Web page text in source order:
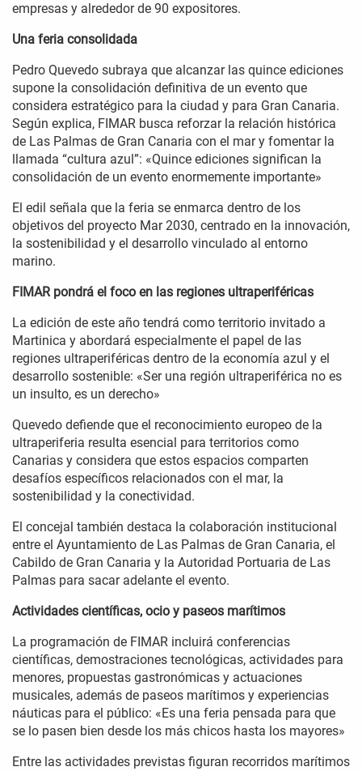
empresas y alrededor de 90 expositores.
Una feria consolidada
Pedro Quevedo subraya que alcanzar las quince ediciones
supone la consolidación definitiva de un evento que
considera estratégico para la ciudad y para Gran Canaria.
Según explica, FIMAR busca reforzar la relación histórica
de Las Palmas de Gran Canaria con el mar y fomentar la
llamada “cultura azul”: «Quince ediciones significan la
consolidación de un evento enormemente importante»
El edil señala que la feria se enmarca dentro de los
objetivos del proyecto Mar 2030, centrado en la innovación,
la sostenibilidad y el desarrollo vinculado al entorno
marino.
FIMAR pondrá el foco en las regiones ultraperiféricas
La edición de este año tendrá como territorio invitado a
Martinica y abordará especialmente el papel de las
regiones ultraperiféricas dentro de la economía azul y el
desarrollo sostenible: «Ser una región ultraperiférica no es
un insulto, es un derecho»
Quevedo defiende que el reconocimiento europeo de la
ultraperiferia resulta esencial para territorios como
Canarias y considera que estos espacios comparten
desafíos específicos relacionados con el mar, la
sostenibilidad y la conectividad.
El concejal también destaca la colaboración institucional
entre el Ayuntamiento de Las Palmas de Gran Canaria, el
Cabildo de Gran Canaria y la Autoridad Portuaria de Las
Palmas para sacar adelante el evento.
Actividades científicas, ocio y paseos marítimos
La programación de FIMAR incluirá conferencias
científicas, demostraciones tecnológicas, actividades para
menores, propuestas gastronómicas y actuaciones
musicales, además de paseos marítimos y experiencias
náuticas para el público: «Es una feria pensada para que
se lo pasen bien desde los más chicos hasta los mayores»
Entre las actividades previstas figuran recorridos marítimos